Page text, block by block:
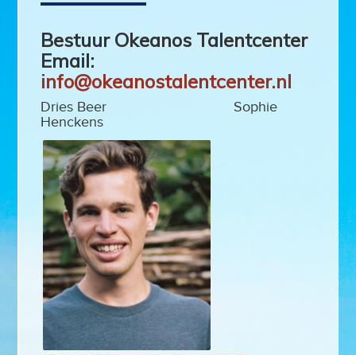
Bestuur Okeanos Talentcenter
Email:
info@okeanostalentcenter.nl
Dries Beer Sophie
Henckens